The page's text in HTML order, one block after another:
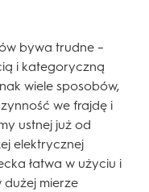
bywa trudne –
i kategoryczną
wiele sposobów,
we frajdę i
ustnej już od
elektrycznej
łatwa w użyciu i
dużej mierze